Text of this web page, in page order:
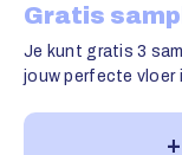
Gratis
Je kunt gratis 3
jouw perfecte vloer